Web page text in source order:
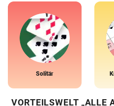
Solitär
VORTEILSWELT „ALLE